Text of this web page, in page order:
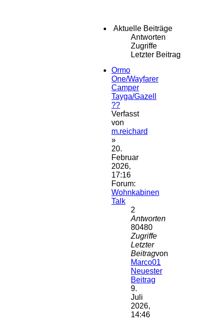
Aktuelle Beiträge
Antworten
Zugriffe
Letzter Beitrag
Ormo
One/Wayfarer
Camper
Tayga/Gazell
??
Verfasst
von
m.reichard
»
20.
Februar
2026,
17:16
Forum:
Wohnkabinen
Talk
2
Antworten
80480
Zugriffe
Letzter
Beitragvon
Marco01
Neuester
Beitrag
9.
Juli
2026,
14:46